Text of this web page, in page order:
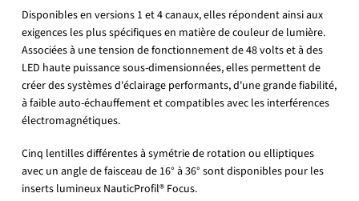
Disponibles en versions 1 et 4 canaux, elles répondent ainsi aux
exigences les plus spécifiques en matière de couleur de lumière.
Associées à une tension de fonctionnement de 48 volts et à des
LED haute puissance sous-dimensionnées, elles permettent de
créer des systèmes d'éclairage performants, d'une grande fiabilité,
à faible auto-échauffement et compatibles avec les interférences
électromagnétiques.
Cinq lentilles différentes à symétrie de rotation ou elliptiques
avec un angle de faisceau de 16° à 36° sont disponibles pour les
inserts lumineux NauticProfil® Focus.